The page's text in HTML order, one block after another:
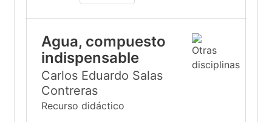
Agua, compuesto
indispensable
Carlos Eduardo Salas
Contreras
Recurso didáctico